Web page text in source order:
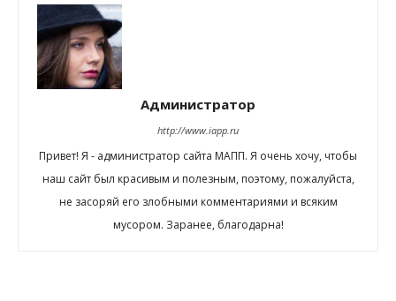
Администратор
http://www.iapp.ru
Привет! Я - администратор сайта МАПП. Я очень хочу, чтобы
наш сайт был красивым и полезным, поэтому, пожалуйста,
не засоряй его злобными комментариями и всяким
мусором. Заранее, благодарна!